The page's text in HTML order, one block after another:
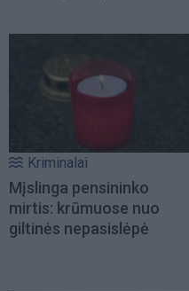
Kriminalai
Mįslinga pensininko
mirtis: krūmuose nuo
giltinės nepasislėpė